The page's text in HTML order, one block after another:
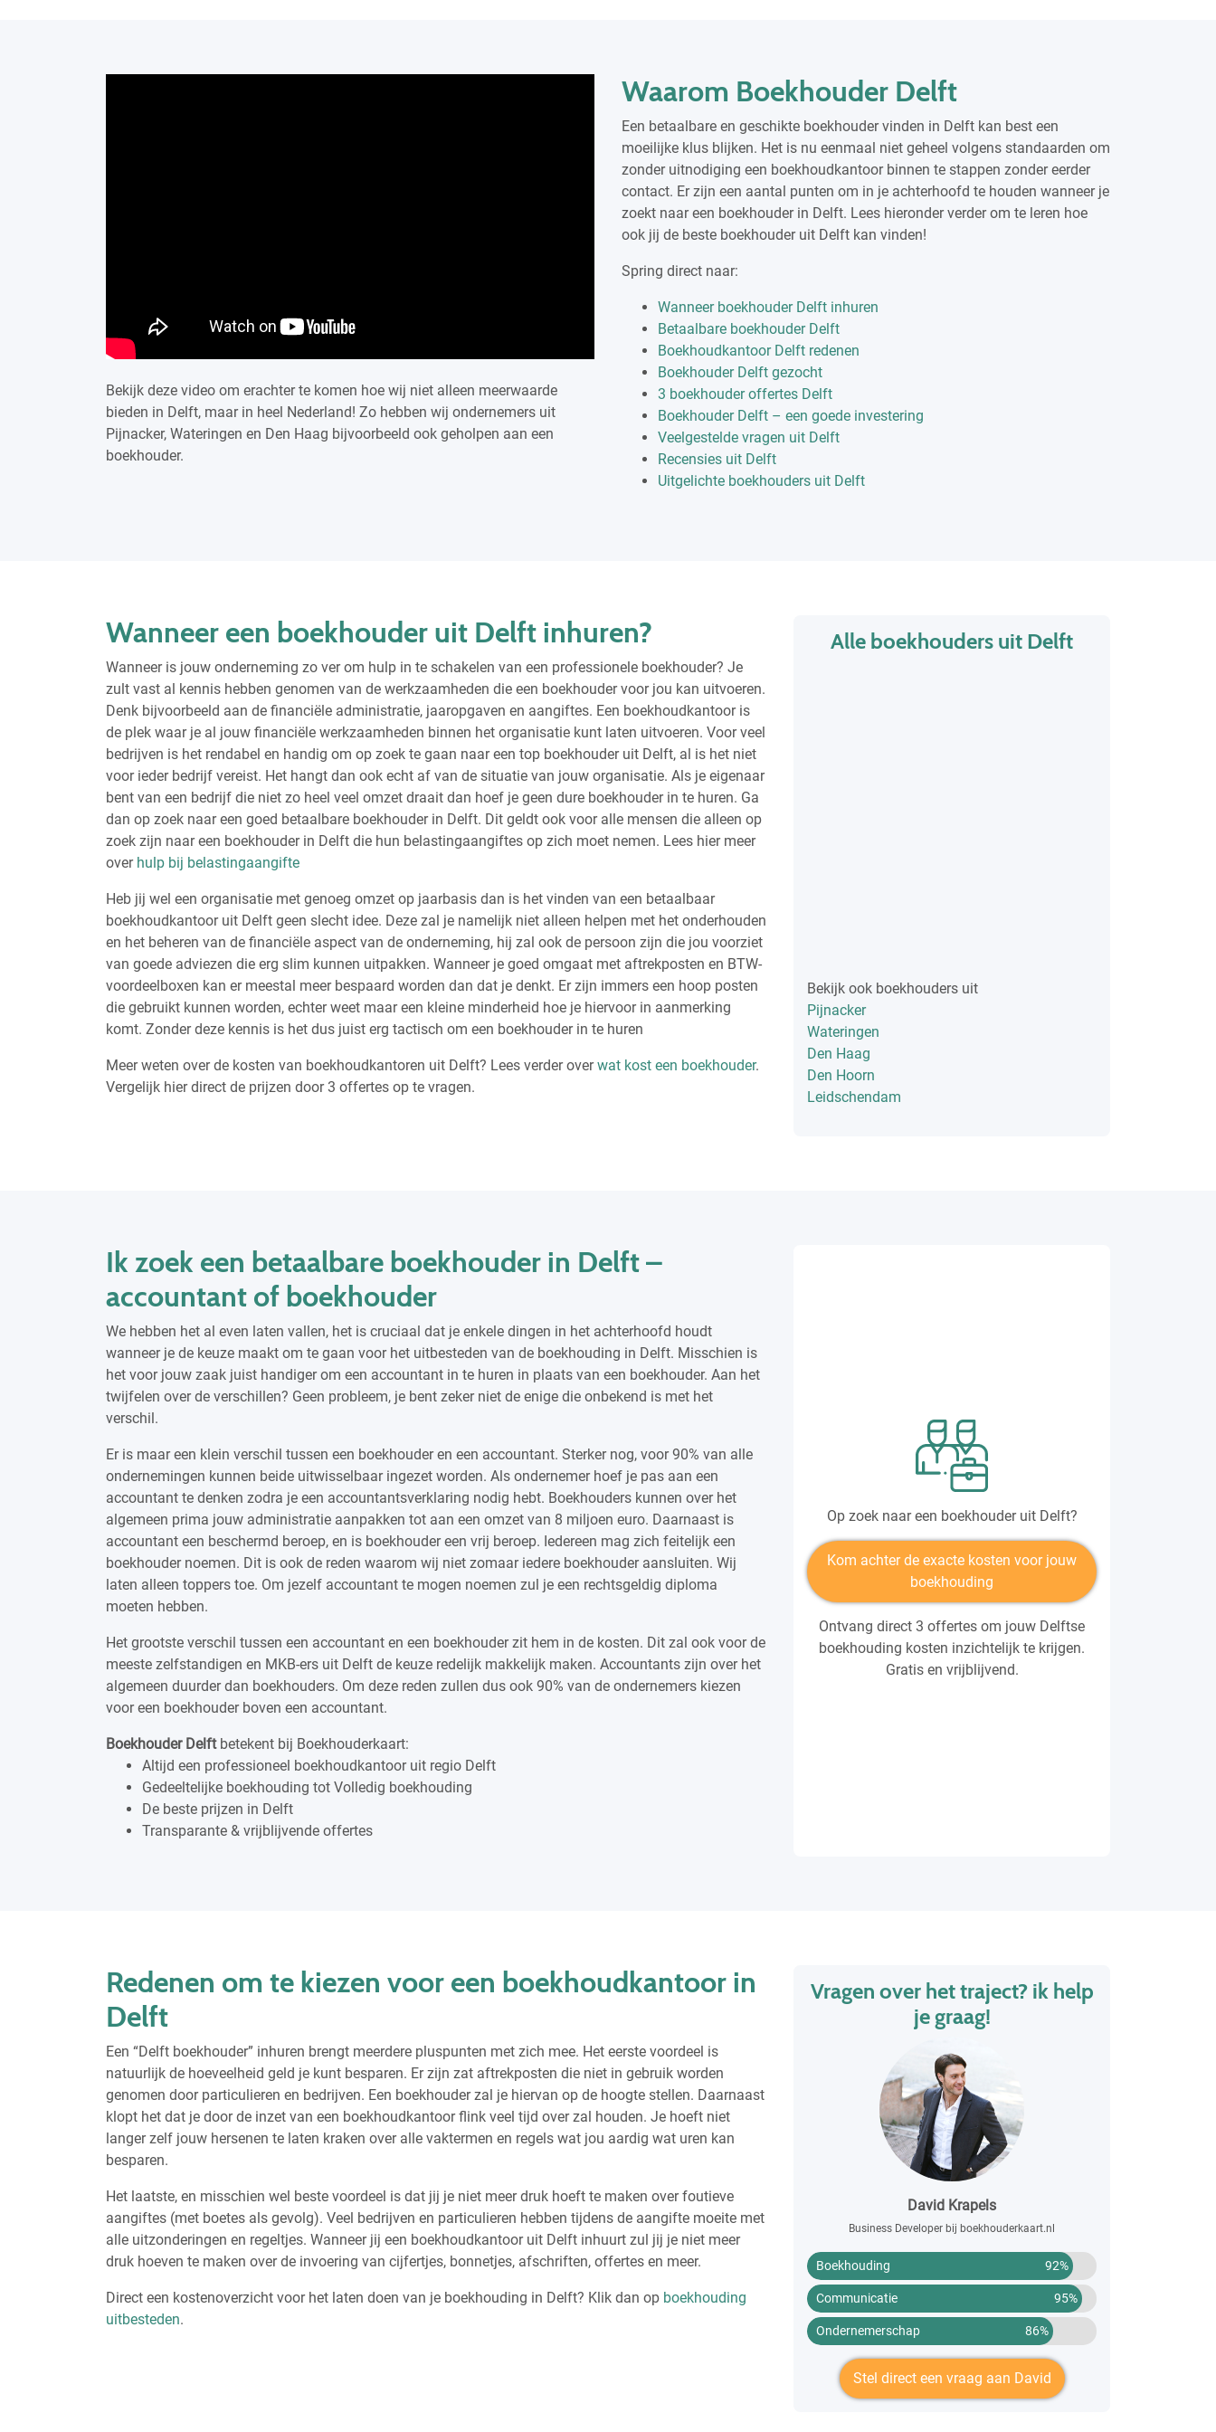
Bekijk deze video om erachter te komen hoe wij niet alleen meerwaarde
bieden in Delft, maar in heel Nederland! Zo hebben wij ondernemers uit
Pijnacker, Wateringen en Den Haag bijvoorbeeld ook geholpen aan een
boekhouder.
Waarom Boekhouder Delft
Een betaalbare en geschikte boekhouder vinden in Delft kan best een
moeilijke klus blijken. Het is nu eenmaal niet geheel volgens standaarden om
zonder uitnodiging een boekhoudkantoor binnen te stappen zonder eerder
contact. Er zijn een aantal punten om in je achterhoofd te houden wanneer je
zoekt naar een boekhouder in Delft. Lees hieronder verder om te leren hoe
ook jij de beste boekhouder uit Delft kan vinden!
Spring direct naar:
Wanneer boekhouder Delft inhuren
Betaalbare boekhouder Delft
Boekhoudkantoor Delft redenen
Boekhouder Delft gezocht
3 boekhouder offertes Delft
Boekhouder Delft – een goede investering
Veelgestelde vragen uit Delft
Recensies uit Delft
Uitgelichte boekhouders uit Delft
Wanneer een boekhouder uit Delft inhuren?
Wanneer is jouw onderneming zo ver om hulp in te schakelen van een professionele boekhouder? Je
zult vast al kennis hebben genomen van de werkzaamheden die een boekhouder voor jou kan uitvoeren.
Denk bijvoorbeeld aan de financiële administratie, jaaropgaven en aangiftes. Een boekhoudkantoor is
de plek waar je al jouw financiële werkzaamheden binnen het organisatie kunt laten uitvoeren. Voor veel
bedrijven is het rendabel en handig om op zoek te gaan naar een top boekhouder uit Delft, al is het niet
voor ieder bedrijf vereist. Het hangt dan ook echt af van de situatie van jouw organisatie. Als je eigenaar
bent van een bedrijf die niet zo heel veel omzet draait dan hoef je geen dure boekhouder in te huren. Ga
dan op zoek naar een goed betaalbare boekhouder in Delft. Dit geldt ook voor alle mensen die alleen op
zoek zijn naar een boekhouder in Delft die hun belastingaangiftes op zich moet nemen. Lees hier meer
over hulp bij belastingaangifte
Heb jij wel een organisatie met genoeg omzet op jaarbasis dan is het vinden van een betaalbaar
boekhoudkantoor uit Delft geen slecht idee. Deze zal je namelijk niet alleen helpen met het onderhouden
en het beheren van de financiële aspect van de onderneming, hij zal ook de persoon zijn die jou voorziet
van goede adviezen die erg slim kunnen uitpakken. Wanneer je goed omgaat met aftrekposten en BTW-
voordeelboxen kan er meestal meer bespaard worden dan dat je denkt. Er zijn immers een hoop posten
die gebruikt kunnen worden, echter weet maar een kleine minderheid hoe je hiervoor in aanmerking
komt. Zonder deze kennis is het dus juist erg tactisch om een boekhouder in te huren
Meer weten over de kosten van boekhoudkantoren uit Delft? Lees verder overwat kost een boekhouder.
Vergelijk hier direct de prijzen door 3 offertes op te vragen.
Alle boekhouders uit Delft
Bekijk ook boekhouders uit
Pijnacker
Wateringen
Den Haag
Den Hoorn
Leidschendam
Ik zoek een betaalbare boekhouder in Delft –
accountant of boekhouder
We hebben het al even laten vallen, het is cruciaal dat je enkele dingen in het achterhoofd houdt
wanneer je de keuze maakt om te gaan voor het uitbesteden van de boekhouding in Delft. Misschien is
het voor jouw zaak juist handiger om een accountant in te huren in plaats van een boekhouder. Aan het
twijfelen over de verschillen? Geen probleem, je bent zeker niet de enige die onbekend is met het
verschil.
Er is maar een klein verschil tussen een boekhouder en een accountant. Sterker nog, voor 90% van alle
ondernemingen kunnen beide uitwisselbaar ingezet worden. Als ondernemer hoef je pas aan een
accountant te denken zodra je een accountantsverklaring nodig hebt. Boekhouders kunnen over het
algemeen prima jouw administratie aanpakken tot aan een omzet van 8 miljoen euro. Daarnaast is
accountant een beschermd beroep, en is boekhouder een vrij beroep. Iedereen mag zich feitelijk een
boekhouder noemen. Dit is ook de reden waarom wij niet zomaar iedere boekhouder aansluiten. Wij
laten alleen toppers toe. Om jezelf accountant te mogen noemen zul je een rechtsgeldig diploma
moeten hebben.
Het grootste verschil tussen een accountant en een boekhouder zit hem in de kosten. Dit zal ook voor de
meeste zelfstandigen en MKB-ers uit Delft de keuze redelijk makkelijk maken. Accountants zijn over het
algemeen duurder dan boekhouders. Om deze reden zullen dus ook 90% van de ondernemers kiezen
voor een boekhouder boven een accountant.
Boekhouder Delftbetekent bij Boekhouderkaart:
Altijd een professioneel boekhoudkantoor uit regio Delft
Gedeeltelijke boekhouding tot Volledig boekhouding
De beste prijzen in Delft
Transparante & vrijblijvende offertes
Op zoek naar een boekhouder uit Delft?
Kom achter de exacte kosten voor jouw
boekhouding
Ontvang direct 3 offertes om jouw Delftse
boekhouding kosten inzichtelijk te krijgen.
Gratis en vrijblijvend.
Redenen om te kiezen voor een boekhoudkantoor in
Delft
Een “Delft boekhouder” inhuren brengt meerdere pluspunten met zich mee. Het eerste voordeel is
natuurlijk de hoeveelheid geld je kunt besparen. Er zijn zat aftrekposten die niet in gebruik worden
genomen door particulieren en bedrijven. Een boekhouder zal je hiervan op de hoogte stellen. Daarnaast
klopt het dat je door de inzet van een boekhoudkantoor flink veel tijd over zal houden. Je hoeft niet
langer zelf jouw hersenen te laten kraken over alle vaktermen en regels wat jou aardig wat uren kan
besparen.
Het laatste, en misschien wel beste voordeel is dat jij je niet meer druk hoeft te maken over foutieve
aangiftes (met boetes als gevolg). Veel bedrijven en particulieren hebben tijdens de aangifte moeite met
alle uitzonderingen en regeltjes. Wanneer jij een boekhoudkantoor uit Delft inhuurt zul jij je niet meer
druk hoeven te maken over de invoering van cijfertjes, bonnetjes, afschriften, offertes en meer.
Direct een kostenoverzicht voor het laten doen van je boekhouding in Delft? Klik dan op boekhouding
uitbesteden.
Vragen over het traject? ik help
je graag!
David Krapels
Business Developer bij boekhouderkaart.nl
Boekhouding 92%
Communicatie 95%
Ondernemerschap 86%
Stel direct een vraag aan David